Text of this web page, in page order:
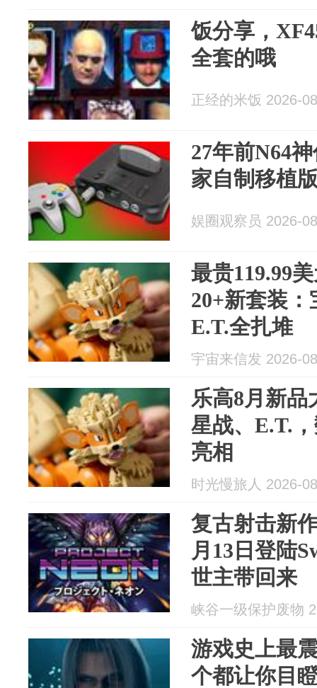
饭分享，
全套的哦
正经的米饭 2026-
27年前N64
家自制移植
娱圈观察员 2026-
最贵119.99
20+新套装
E.T.全扎堆
宇宙来信发 2026-
乐高8月新品
星战、E.T.
亮相
时光慢旅人 2026-
复古射击新
月13日登陆
世主带回来
峡谷一级保护废物
游戏史上最
个都让你目